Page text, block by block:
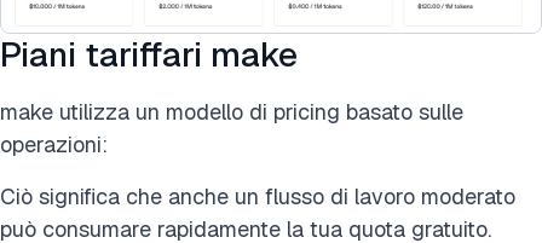
Piani tariffari make
make utilizza un modello di pricing basato sulle
operazioni:
Ciò significa che anche un flusso di lavoro moderato
può consumare rapidamente la tua quota gratuito.